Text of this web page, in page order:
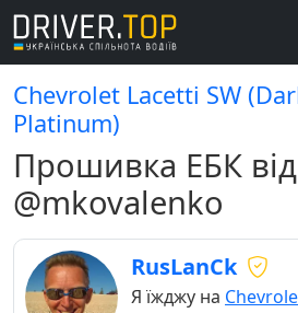
Chevrolet Lacetti SW
Platinum)
Прошивка ЕБК від
@mkovalenko
RusLanCk
Я їжджу на